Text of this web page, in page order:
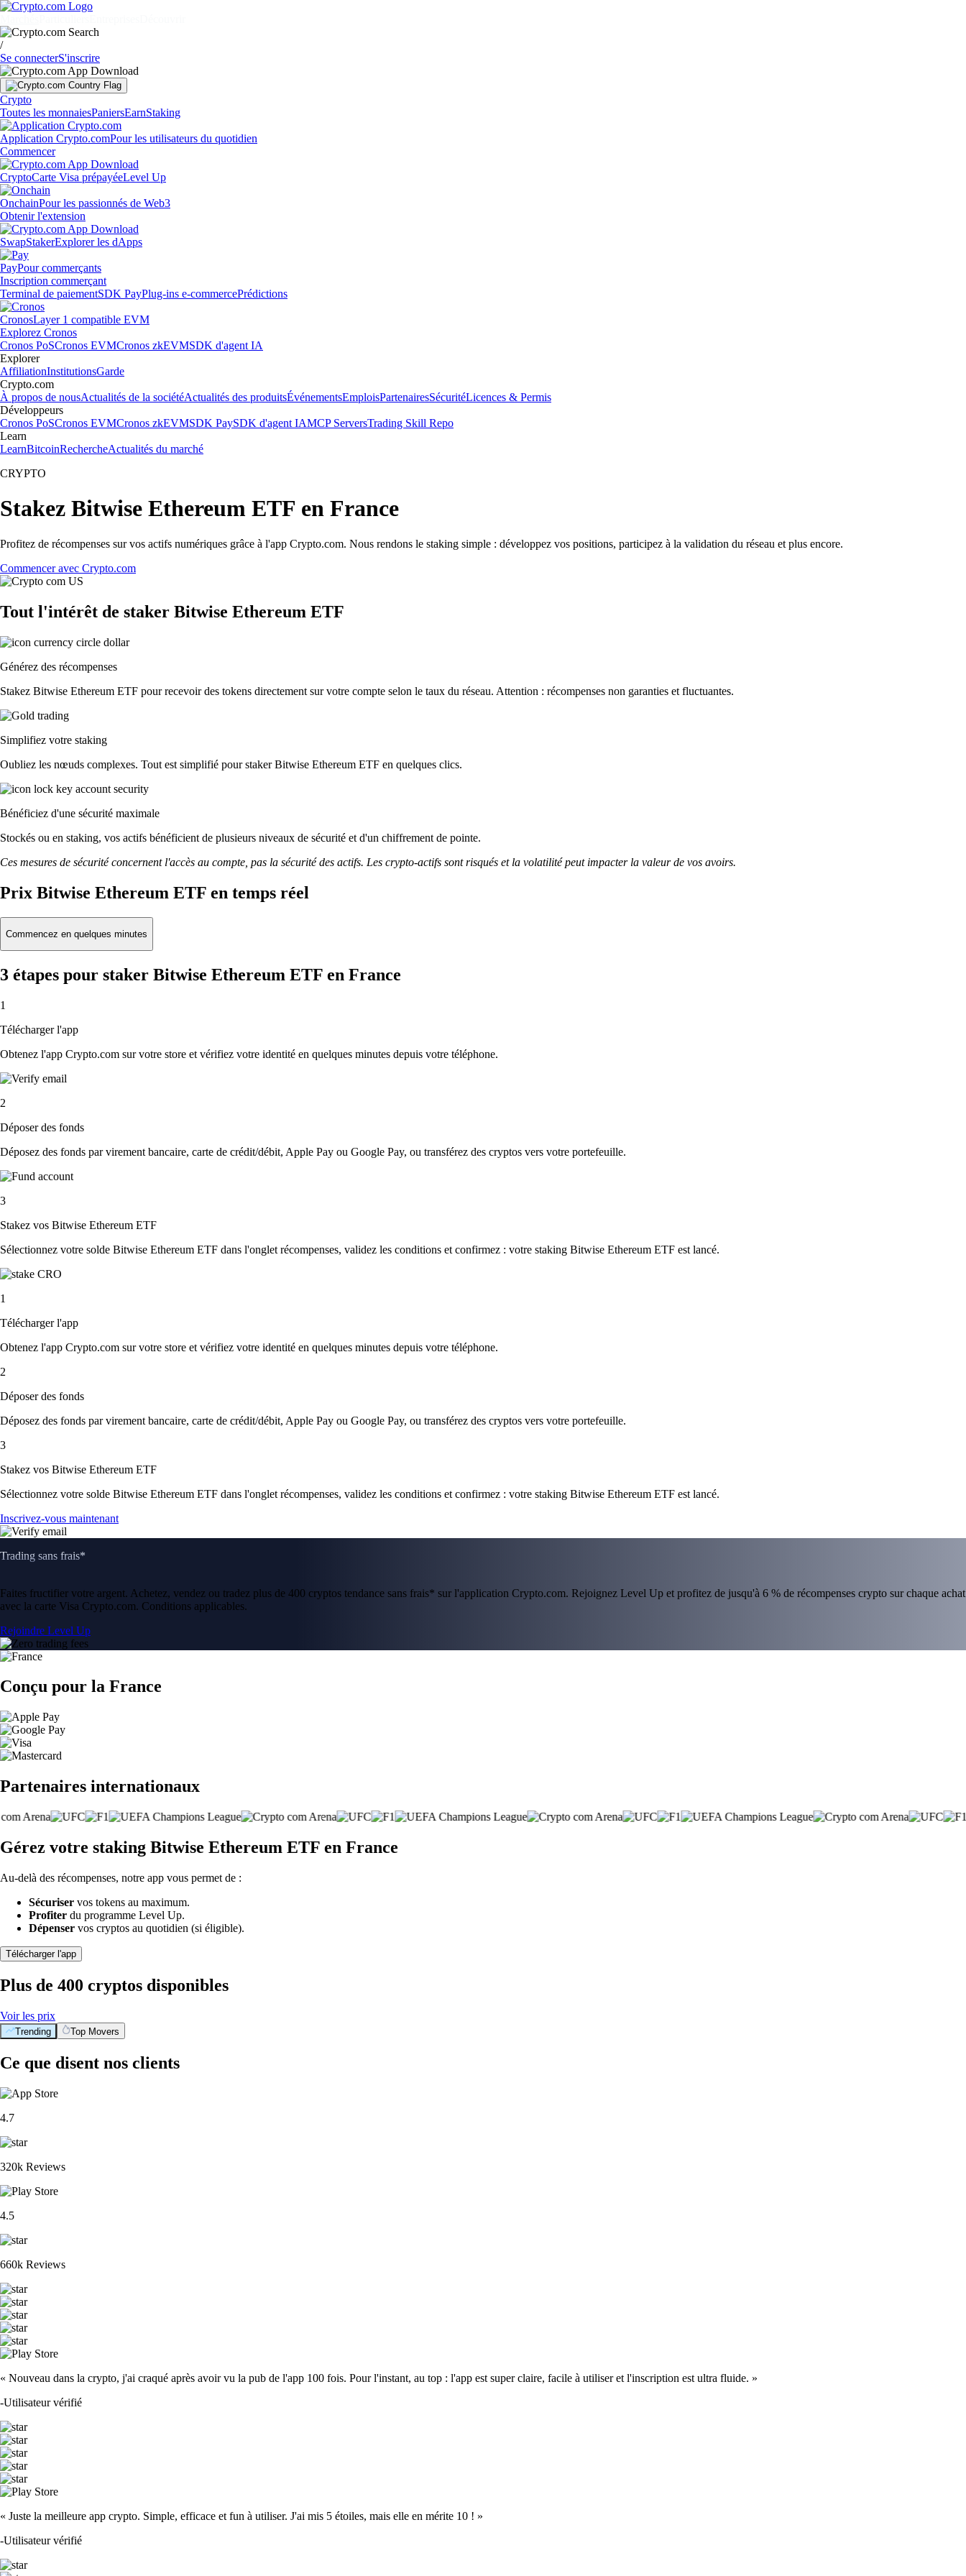
/
Se connecterS'inscrire
Crypto
Toutes les monnaiesPaniersEarnStaking
Application Crypto.comPour les utilisateurs du quotidien
Commencer
CryptoCarte Visa prépayéeLevel Up
OnchainPour les passionnés de Web3
Obtenir l'extension
SwapStakerExplorer les dApps
PayPour commerçants
Inscription commerçant
Terminal de paiementSDK PayPlug-ins e-commercePrédictions
CronosLayer 1 compatible EVM
Explorez Cronos
Cronos PoSCronos EVMCronos zkEVMSDK d'agent IA
Explorer
AffiliationInstitutionsGarde
Crypto.com
À propos de nousActualités de la sociétéActualités des produitsÉvénementsEmploisPartenairesSécuritéLicences & Permis
Développeurs
Cronos PoSCronos EVMCronos zkEVMSDK PaySDK d'agent IAMCP ServersTrading Skill Repo
Learn
LearnBitcoinRechercheActualités du marché
CRYPTO
Stakez Bitwise Ethereum ETF en France
Profitez de récompenses sur vos actifs numériques grâce à l'app Crypto.com. Nous rendons le staking simple : développez vos positions, participez à la validation du réseau et plus encore.
Commencer avec Crypto.com
Tout l'intérêt de staker Bitwise Ethereum ETF
Générez des récompenses
Stakez Bitwise Ethereum ETF pour recevoir des tokens directement sur votre compte selon le taux du réseau. Attention : récompenses non garanties et fluctuantes.
Simplifiez votre staking
Oubliez les nœuds complexes. Tout est simplifié pour staker Bitwise Ethereum ETF en quelques clics.
Bénéficiez d'une sécurité maximale
Stockés ou en staking, vos actifs bénéficient de plusieurs niveaux de sécurité et d'un chiffrement de pointe.
Ces mesures de sécurité concernent l'accès au compte, pas la sécurité des actifs. Les crypto-actifs sont risqués et la volatilité peut impacter la valeur de vos avoirs.
Prix Bitwise Ethereum ETF en temps réel
Commencez en quelques minutes
3 étapes pour staker Bitwise Ethereum ETF en France
1
Télécharger l'app
Obtenez l'app Crypto.com sur votre store et vérifiez votre identité en quelques minutes depuis votre téléphone.
2
Déposer des fonds
Déposez des fonds par virement bancaire, carte de crédit/débit, Apple Pay ou Google Pay, ou transférez des cryptos vers votre portefeuille.
3
Stakez vos Bitwise Ethereum ETF
Sélectionnez votre solde Bitwise Ethereum ETF dans l'onglet récompenses, validez les conditions et confirmez : votre staking Bitwise Ethereum ETF est lancé.
1
Télécharger l'app
Obtenez l'app Crypto.com sur votre store et vérifiez votre identité en quelques minutes depuis votre téléphone.
2
Déposer des fonds
Déposez des fonds par virement bancaire, carte de crédit/débit, Apple Pay ou Google Pay, ou transférez des cryptos vers votre portefeuille.
3
Stakez vos Bitwise Ethereum ETF
Sélectionnez votre solde Bitwise Ethereum ETF dans l'onglet récompenses, validez les conditions et confirmez : votre staking Bitwise Ethereum ETF est lancé.
Inscrivez-vous maintenant
Trading sans frais*
Faites fructifier votre argent. Achetez, vendez ou tradez plus de 400 cryptos tendance sans frais* sur l'application Crypto.com. Rejoignez Level Up et profitez de jusqu'à 6 % de récompenses crypto sur chaque achat
avec la carte Visa Crypto.com. Conditions applicables.
Rejoindre Level Up
Conçu pour la France
Partenaires internationaux
Gérez votre staking Bitwise Ethereum ETF en France
Au-delà des récompenses, notre app vous permet de :
Sécuriser vos tokens au maximum.
Profiter du programme Level Up.
Dépenser vos cryptos au quotidien (si éligible).
Télécharger l'app
Plus de 400 cryptos disponibles
Voir les prix
Trending Top Movers
Ce que disent nos clients
4.7
320k Reviews
4.5
660k Reviews
« Nouveau dans la crypto, j'ai craqué après avoir vu la pub de l'app 100 fois. Pour l'instant, au top : l'app est super claire, facile à utiliser et l'inscription est ultra fluide. »
-Utilisateur vérifié
« Juste la meilleure app crypto. Simple, efficace et fun à utiliser. J'ai mis 5 étoiles, mais elle en mérite 10 ! »
-Utilisateur vérifié